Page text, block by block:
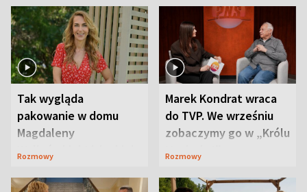
Tak wygląda
pakowanie w domu
Magdaleny
Waligórskiej-Lisieckiej.
Rozmowy
Marek Kondrat wraca
do TVP. We wrześniu
zobaczymy go w „Królu
Maciusiu I”
Rozmowy